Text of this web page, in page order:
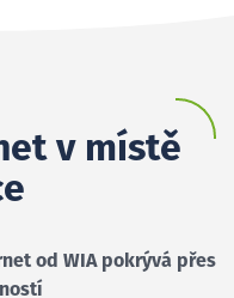
v místě
od WIA pokrývá přes